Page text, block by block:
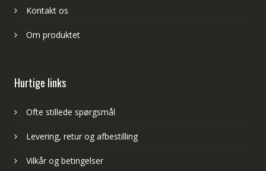
Kontakt os
Om produktet
Hurtige links
Ofte stillede spørgsmål
Levering, retur og afbestilling
Vilkår og betingelser